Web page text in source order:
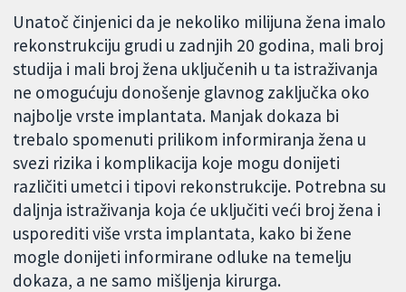
Unatoč činjenici da je nekoliko milijuna žena imalo
rekonstrukciju grudi u zadnjih 20 godina, mali broj
studija i mali broj žena uključenih u ta istraživanja
ne omogućuju donošenje glavnog zaključka oko
najbolje vrste implantata. Manjak dokaza bi
trebalo spomenuti prilikom informiranja žena u
svezi rizika i komplikacija koje mogu donijeti
različiti umetci i tipovi rekonstrukcije. Potrebna su
daljnja istraživanja koja će uključiti veći broj žena i
usporediti više vrsta implantata, kako bi žene
mogle donijeti informirane odluke na temelju
dokaza, a ne samo mišljenja kirurga.